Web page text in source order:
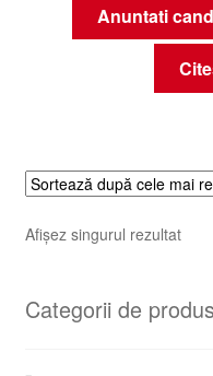
Anuntati
Afișez singurul rezultat
Categorii de